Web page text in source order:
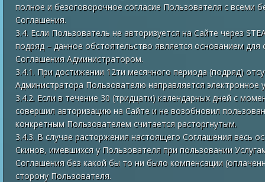
полное и безоговорочное согласие Пользователя с всеми
Соглашения.
3.4. Если Пользователь не авторизуется на Сайте через
подряд – данное обстоятельство является основанием
Соглашения Администратором.
3.4.1. При достижении 12ти месячного периода (подряд)
Администратора Пользователю направляется
3.4.2. Если в течение 30 (тридцати) календарных дней с
совершил авторизацию на Сайте и не возобновил
конкретным Пользователем считается расторгнутым.
3.4.3. В случае расторжения настоящего Соглашения весь
Скинов, имевшихся у Пользователя при пользовании
Соглашения без какой бы то ни было компенсации
сторону Пользователя.